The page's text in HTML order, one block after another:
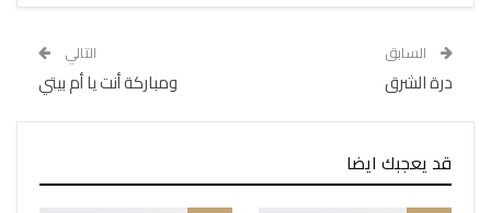
السابق
درة الشرق
التالي
ومباركة أنت يا أم بيتي
قد يعجبك ايضا